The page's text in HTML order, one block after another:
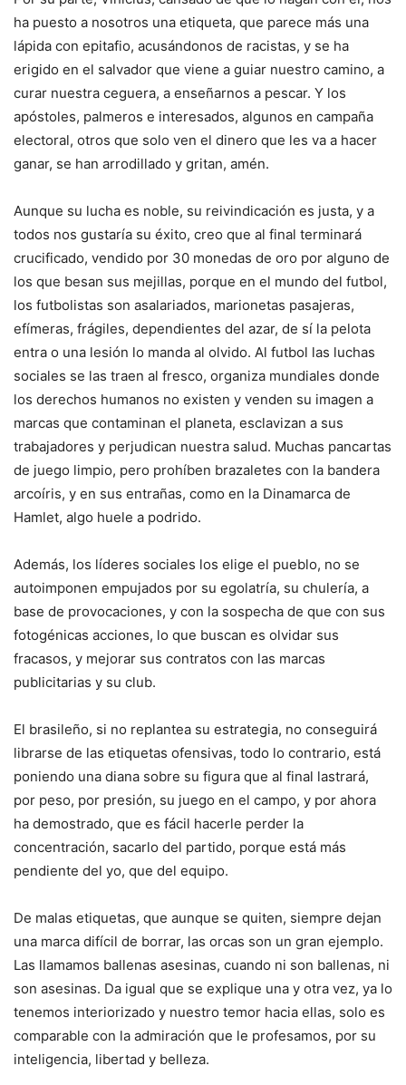
ha puesto a nosotros una etiqueta, que parece más una
lápida con epitafio, acusándonos de racistas, y se ha
erigido en el salvador que viene a guiar nuestro camino, a
curar nuestra ceguera, a enseñarnos a pescar. Y los
apóstoles, palmeros e interesados, algunos en campaña
electoral, otros que solo ven el dinero que les va a hacer
ganar, se han arrodillado y gritan, amén.
Aunque su lucha es noble, su reivindicación es justa, y a
todos nos gustaría su éxito, creo que al final terminará
crucificado, vendido por 30 monedas de oro por alguno de
los que besan sus mejillas, porque en el mundo del futbol,
los futbolistas son asalariados, marionetas pasajeras,
efímeras, frágiles, dependientes del azar, de sí la pelota
entra o una lesión lo manda al olvido. Al futbol las luchas
sociales se las traen al fresco, organiza mundiales donde
los derechos humanos no existen y venden su imagen a
marcas que contaminan el planeta, esclavizan a sus
trabajadores y perjudican nuestra salud. Muchas pancartas
de juego limpio, pero prohíben brazaletes con la bandera
arcoíris, y en sus entrañas, como en la Dinamarca de
Hamlet, algo huele a podrido.
Además, los líderes sociales los elige el pueblo, no se
autoimponen empujados por su egolatría, su chulería, a
base de provocaciones, y con la sospecha de que con sus
fotogénicas acciones, lo que buscan es olvidar sus
fracasos, y mejorar sus contratos con las marcas
publicitarias y su club.
El brasileño, si no replantea su estrategia, no conseguirá
librarse de las etiquetas ofensivas, todo lo contrario, está
poniendo una diana sobre su figura que al final lastrará,
por peso, por presión, su juego en el campo, y por ahora
ha demostrado, que es fácil hacerle perder la
concentración, sacarlo del partido, porque está más
pendiente del yo, que del equipo.
De malas etiquetas, que aunque se quiten, siempre dejan
una marca difícil de borrar, las orcas son un gran ejemplo.
Las llamamos ballenas asesinas, cuando ni son ballenas, ni
son asesinas. Da igual que se explique una y otra vez, ya lo
tenemos interiorizado y nuestro temor hacia ellas, solo es
comparable con la admiración que le profesamos, por su
inteligencia, libertad y belleza.